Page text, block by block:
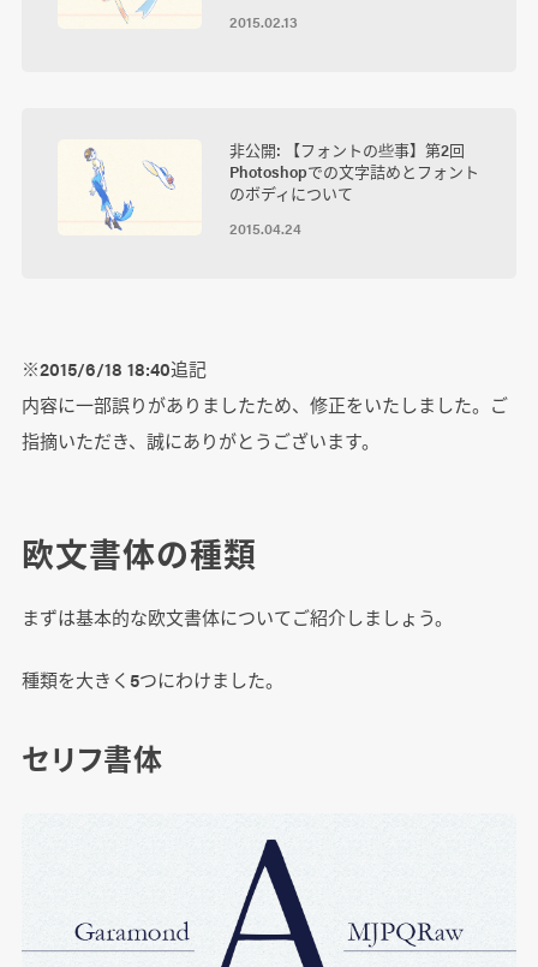
2015.02.13
非公開: 【フォントの些事】第2回
Photoshopでの文字詰めとフォント
のボディについて
2015.04.24
※2015/6/18 18:40追記
内容に一部誤りがありましたため、修正をいたしました。ご
指摘いただき、誠にありがとうございます。
欧文書体の種類
まずは基本的な欧文書体についてご紹介しましょう。
種類を大きく5つにわけました。
セリフ書体